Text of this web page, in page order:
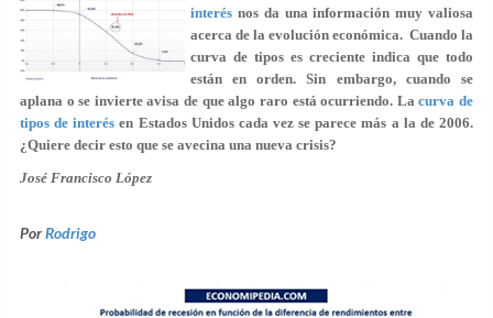
interés nos da una información muy valiosa
acerca de la evolución económica. Cuando la
curva de tipos es creciente indica que todo
están en orden. Sin embargo, cuando se
aplana o se invierte avisa de que algo raro está ocurriendo. Lacurva de
tipos de interés en Estados Unidos cada vez se parece más a la de 2006.
¿Quiere decir esto que se avecina una nueva crisis?
José Francisco López
PorRodrigo